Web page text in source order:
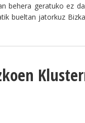
behera geratuko ez
bueltan jatorkuz